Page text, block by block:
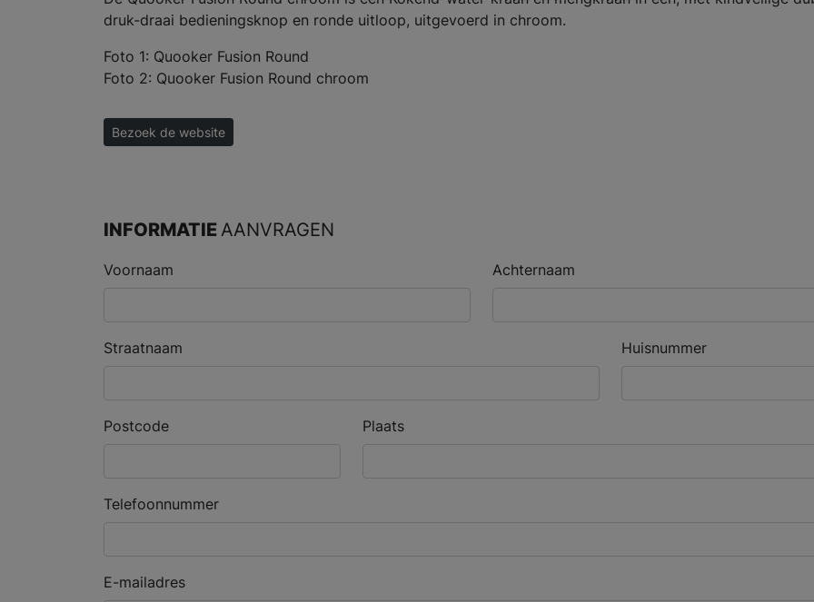
druk-draai bedieningsknop en ronde uitloop, uitgevoerd in chroom.
Foto 1: Quooker Fusion Round
Foto 2: Quooker Fusion Round chroom
Bezoek de website
INFORMATIE AANVRAGEN
Voornaam Achternaam
Straatnaam Huisnummer
Postcode Plaats
Telefoonnummer
E-mailadres